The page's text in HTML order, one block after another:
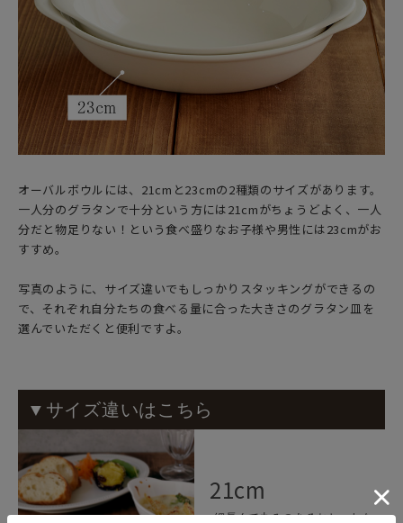
オーバルボウルには、21cmと23cmの2種類のサイズがあります。
一人分のグラタンで十分という方には21cmがちょうどよく、一人
分だと物足りない！という食べ盛りなお子様や男性には23cmがお
すすめ。
写真のように、サイズ違いでもしっかりスタッキングができるの
で、それぞれ自分たちの食べる量に合った大きさのグラタン皿を
選んでいただくと便利ですよ。
▼サイズ違いはこちら
21cm
細長くて丸みのあるおしゃれな